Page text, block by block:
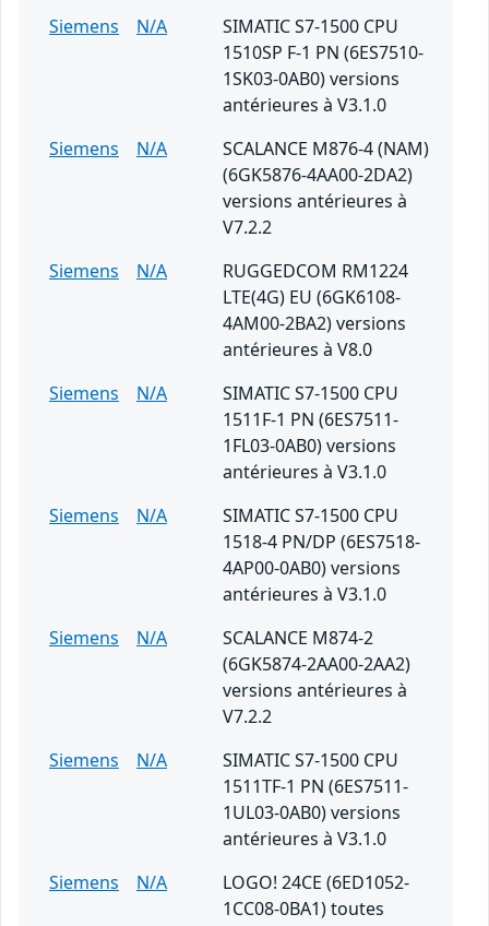
Siemens N/A
SIMATIC S7-1500 CPU
1510SP F-1 PN (6ES7510-
1SK03-0AB0) versions
antérieures à V3.1.0
Siemens
N/A
SCALANCE M876-4 (NAM)
(6GK5876-4AA00-2DA2)
versions antérieures à
V7.2.2
Siemens
N/A
RUGGEDCOM RM1224
LTE(4G) EU (6GK6108-
4AM00-2BA2) versions
antérieures à V8.0
Siemens
N/A
SIMATIC S7-1500 CPU
1511F-1 PN (6ES7511-
1FL03-0AB0) versions
antérieures à V3.1.0
Siemens
N/A
SIMATIC S7-1500 CPU
1518-4 PN/DP (6ES7518-
4AP00-0AB0) versions
antérieures à V3.1.0
Siemens
N/A
SCALANCE M874-2
(6GK5874-2AA00-2AA2)
versions antérieures à
V7.2.2
Siemens
N/A
SIMATIC S7-1500 CPU
1511TF-1 PN (6ES7511-
1UL03-0AB0) versions
antérieures à V3.1.0
Siemens
N/A
LOGO! 24CE (6ED1052-
1CC08-0BA1) toutes